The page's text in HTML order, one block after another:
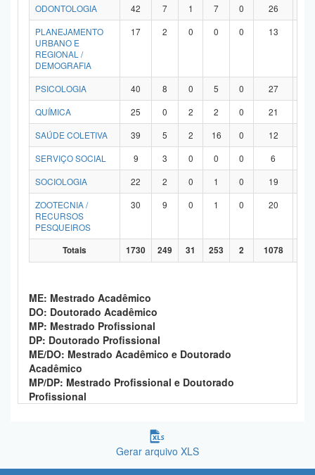
ODONTOLOGIA
42 7 1 7 0 26
PLANEJAMENTO
URBANO E
REGIONAL /
DEMOGRAFIA
17 2 0 0 0 13
PSICOLOGIA 40 8 0 5 0 27
QUÍMICA
25 0 2 2 0 21
SAÚDE COLETIVA
39 5 2 16 0 12
SERVIÇO SOCIAL
9 3 0 0 0 6
SOCIOLOGIA
22 2 0 1 0 19
ZOOTECNIA /
RECURSOS
PESQUEIROS
30 9 0 1 0 20
Totais 1730 249 31 253 2 1078
ME: Mestrado Acadêmico
DO: Doutorado Acadêmico
MP: Mestrado Profissional
DP: Doutorado Profissional
ME/DO: Mestrado Acadêmico e Doutorado
Acadêmico
MP/DP: Mestrado Profissional e Doutorado
Profissional
Gerar arquivo XLS